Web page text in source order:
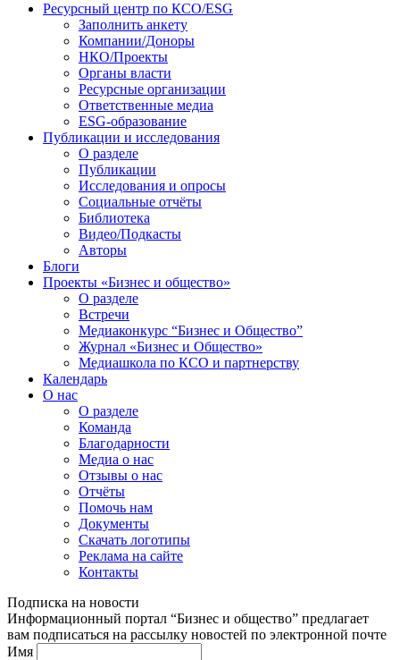
Ресурсный центр по КСО/ESG
Заполнить анкету
Компании/Доноры
НКО/Проекты
Органы власти
Ресурсные организации
Ответственные медиа
ESG-образование
Публикации и исследования
О разделе
Публикации
Исследования и опросы
Социальные отчёты
Библиотека
Видео/Подкасты
Авторы
Блоги
Проекты «Бизнес и общество»
О разделе
Встречи
Медиаконкурс “Бизнес и Общество”
Журнал «Бизнес и Общество»
Медиашкола по КСО и партнерству
Календарь
О нас
О разделе
Команда
Благодарности
Медиа о нас
Отзывы о нас
Отчёты
Помочь нам
Документы
Скачать логотипы
Реклама на сайте
Контакты
Подписка на новости
Информационный портал “Бизнес и общество” предлагает
вам подписаться на рассылку новостей по электронной почте
Имя